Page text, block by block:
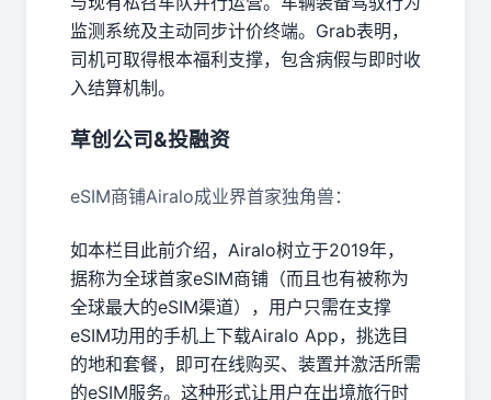
监测系统及主动同步计价终端。Grab表明，
司机可取得根本福利支撑，包含病假与即时收
入结算机制。
草创公司&投融资
eSIM商铺Airalo成业界首家独角兽：
如本栏目此前介绍，Airalo树立于2019年，
据称为全球首家eSIM商铺（而且也有被称为
全球最大的eSIM渠道），用户只需在支撑
eSIM功用的手机上下载Airalo App，挑选目
的地和套餐，即可在线购买、装置并激活所需
的eSIM服务。这种形式让用户在出境旅行时